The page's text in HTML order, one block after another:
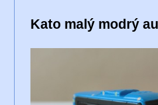
Kato malý modrý